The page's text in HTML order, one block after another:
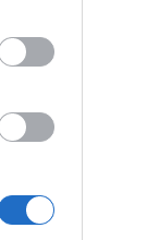
η
Λαζαρίδη
την
τμήμα